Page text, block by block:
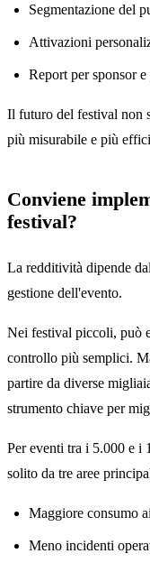
Segmentazione del
Attivazioni
Report per sponsor
Il futuro del festival non
più misurabile e più
Conviene
festival?
La redditività dipende
gestione dell'evento.
Nei festival piccoli, può
controllo più semplici.
partire da diverse
strumento chiave per
Per eventi tra i 5.000 e i
solito da tre aree
Maggiore consumo
Meno incidenti